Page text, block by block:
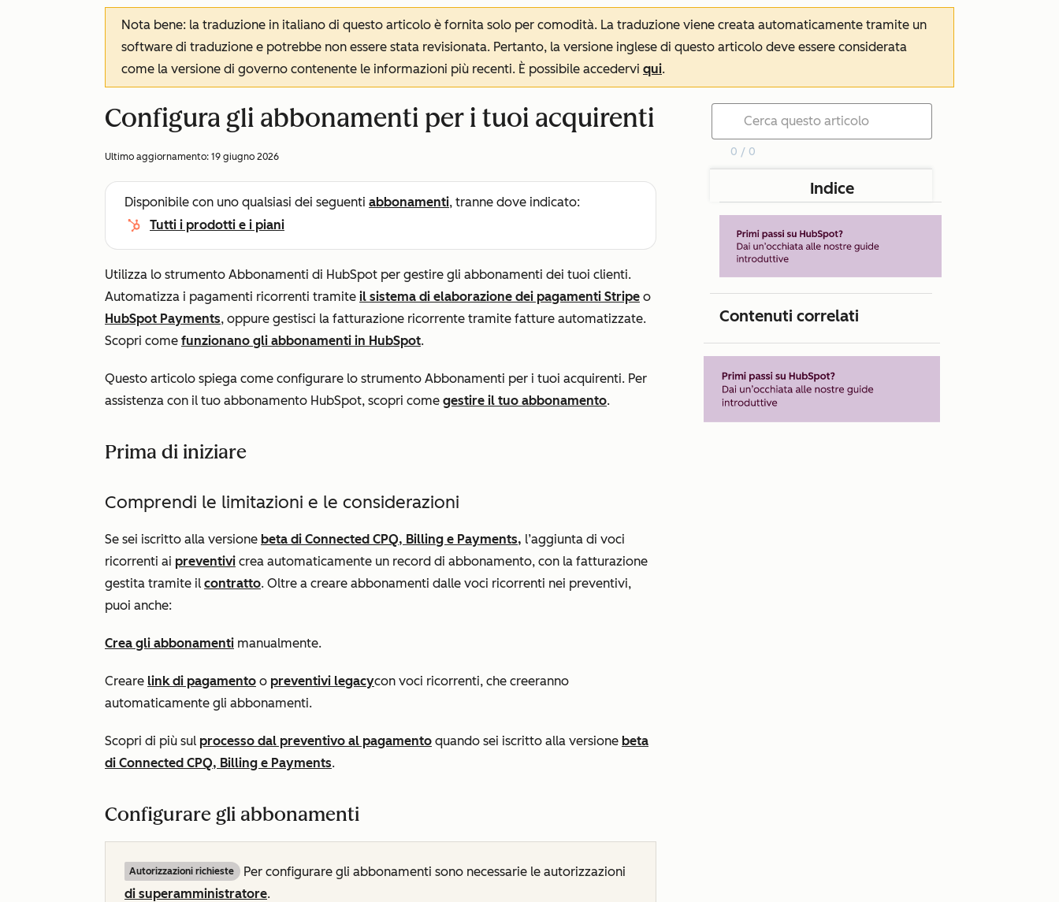
Nota bene: la traduzione in italiano di questo articolo è fornita solo per comodità. La traduzione viene creata automaticamente tramite un
software di traduzione e potrebbe non essere stata revisionata. Pertanto, la versione inglese di questo articolo deve essere considerata
come la versione di governo contenente le informazioni più recenti. È possibile accedervi qui.
Configura gli abbonamenti per i tuoi acquirenti
Ultimo aggiornamento: 19 giugno 2026
Disponibile con uno qualsiasi dei seguenti abbonamenti, tranne dove indicato:
Tutti i prodotti e i piani
Utilizza lo strumento Abbonamenti di HubSpot per gestire gli abbonamenti dei tuoi clienti.
Automatizza i pagamenti ricorrenti tramite il sistema di elaborazione dei pagamenti Stripe o
HubSpot Payments, oppure gestisci la fatturazione ricorrente tramite fatture automatizzate.
Scopri come funzionano gli abbonamenti in HubSpot.
Questo articolo spiega come configurare lo strumento Abbonamenti per i tuoi acquirenti. Per
assistenza con il tuo abbonamento HubSpot, scopri come gestire il tuo abbonamento.
Prima di iniziare
Comprendi le limitazioni e le considerazioni
Se sei iscritto alla versione beta di Connected CPQ, Billing e Payments, l’aggiunta di voci
ricorrenti ai preventivi crea automaticamente un record di abbonamento, con la fatturazione
gestita tramite il contratto. Oltre a creare abbonamenti dalle voci ricorrenti nei preventivi,
puoi anche:
Crea gli abbonamenti manualmente.
Creare link di pagamento o preventivi legacycon voci ricorrenti, che creeranno
automaticamente gli abbonamenti.
Scopri di più sul processo dal preventivo al pagamento quando sei iscritto alla versione beta
di Connected CPQ, Billing e Payments.
Configurare gli abbonamenti
Autorizzazioni richieste
Per configurare gli abbonamenti sono necessarie le autorizzazioni
di superamministratore.
0 / 0
Indice
Contenuti correlati